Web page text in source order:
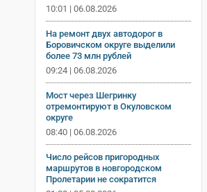
10:01 | 06.08.2026
На ремонт двух автодорог в
Боровичском округе выделили
более 73 млн рублей
09:24 | 06.08.2026
Мост через Шегринку
отремонтируют в Окуловском
округе
08:40 | 06.08.2026
Число рейсов пригородных
маршрутов в новгородском
Пролетарии не сократится